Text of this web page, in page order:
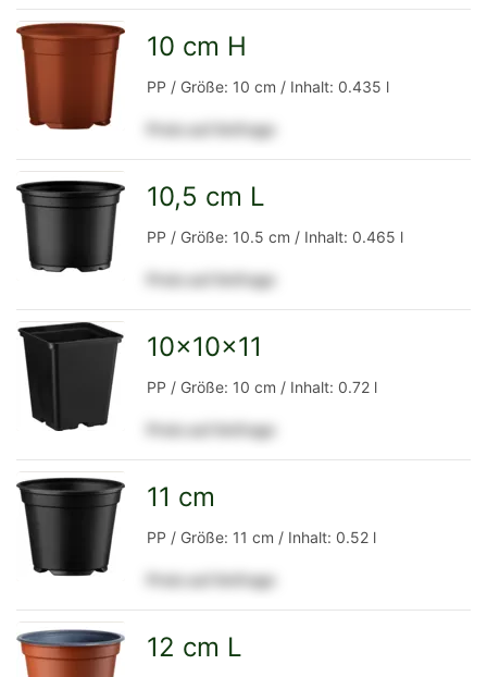
Detailseite
Detailseite
10 cm H
PP / Größe: 10 cm / Inhalt: 0.435 l
Preis auf Anfrage
Detailseite
10,5 cm L
PP / Größe: 10.5 cm / Inhalt: 0.465 l
Preis auf Anfrage
Detailseite
10x10x11
PP / Größe: 10 cm / Inhalt: 0.72 l
Preis auf Anfrage
Detailseite
11 cm
PP / Größe: 11 cm / Inhalt: 0.52 l
Preis auf Anfrage
12 cm L